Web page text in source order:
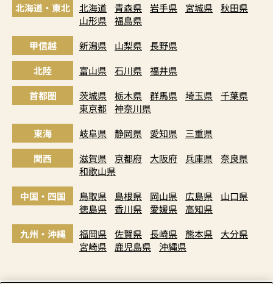
北海道・東北 北海道 青森県 岩手県 宮城県
秋田県
山形県
福島県
甲信越
新潟県 山梨県
長野県
北陸
富山県 石川県
福井県
首都圏
茨城県 栃木県 群馬県 埼玉県
千葉県
東京都
神奈川県
東海
岐阜県 静岡県 愛知県
三重県
関西
滋賀県 京都府 大阪府 兵庫県
奈良県
和歌山県
中国・四国
鳥取県 島根県 岡山県 広島県
山口県
徳島県
香川県 愛媛県
高知県
九州・沖縄
福岡県 佐賀県 長崎県 熊本県
大分県
宮崎県
鹿児島県 沖縄県